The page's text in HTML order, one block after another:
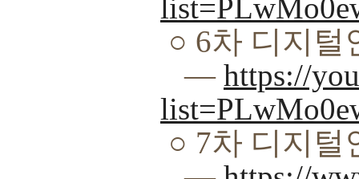
○ 6차 디지털
― https://
○ 7차 디지털